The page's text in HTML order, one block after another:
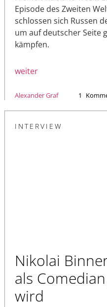
Episode des Zweiten
schlossen sich Russen
um auf deutscher Seite
kämpfen.
weiter
Alexander Graf 1
INTERVIEW
Nikolai
als
wird